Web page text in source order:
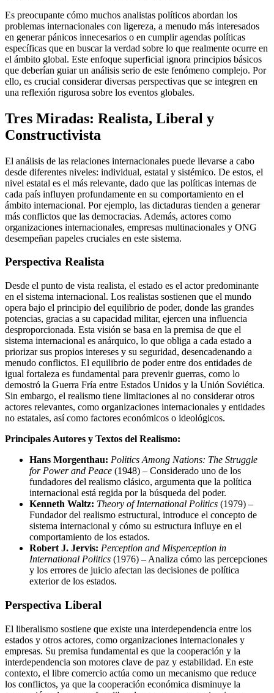
Es preocupante cómo muchos analistas políticos abordan los
problemas internacionales con ligereza, a menudo más interesados
en generar pánicos innecesarios o en cumplir agendas políticas
específicas que en buscar la verdad sobre lo que realmente ocurre en
el ámbito global. Este enfoque superficial ignora principios básicos
que deberían guiar un análisis serio de este fenómeno complejo. Por
ello, es crucial considerar diversas perspectivas que se integren en
una reflexión rigurosa sobre los eventos globales.
Tres Miradas: Realista, Liberal y
Constructivista
El análisis de las relaciones internacionales puede llevarse a cabo
desde diferentes niveles: individual, estatal y sistémico. De estos, el
nivel estatal es el más relevante, dado que las políticas internas de
cada país influyen profundamente en su comportamiento en el
ámbito internacional. Por ejemplo, las dictaduras tienden a generar
más conflictos que las democracias. Además, actores como
organizaciones internacionales, empresas multinacionales y ONG
desempeñan papeles cruciales en este sistema.
Perspectiva Realista
Desde el punto de vista realista, el estado es el actor predominante
en el sistema internacional. Los realistas sostienen que el mundo
opera bajo el principio del equilibrio de poder, donde las grandes
potencias, gracias a su capacidad militar, ejercen una influencia
desproporcionada. Esta visión se basa en la premisa de que el
sistema internacional es anárquico, lo que obliga a cada estado a
priorizar sus propios intereses y su seguridad, desencadenando a
menudo conflictos. El equilibrio de poder entre dos entidades de
igual fortaleza es fundamental para prevenir guerras, como lo
demostró la Guerra Fría entre Estados Unidos y la Unión Soviética.
Sin embargo, el realismo tiene limitaciones al no considerar otros
actores relevantes, como organizaciones internacionales y entidades
no estatales, así como factores económicos o ideológicos.
Principales Autores y Textos del Realismo:
Hans Morgenthau: Politics Among Nations: The Struggle
for Power and Peace (1948) – Considerado uno de los
fundadores del realismo clásico, argumenta que la política
internacional está regida por la búsqueda del poder.
Kenneth Waltz: Theory of International Politics (1979) –
Fundador del realismo estructural, introduce el concepto de
sistema internacional y cómo su estructura influye en el
comportamiento de los estados.
Robert J. Jervis: Perception and Misperception in
International Politics (1976) – Analiza cómo las percepciones
y los errores de juicio afectan las decisiones de política
exterior de los estados.
Perspectiva Liberal
El liberalismo sostiene que existe una interdependencia entre los
estados y otros actores, como organizaciones internacionales y
empresas. Su premisa fundamental es que la cooperación y la
interdependencia son motores clave de paz y estabilidad. En este
contexto, el libre comercio actúa como un mecanismo que reduce
los conflictos, ya que la cooperación económica disminuye la